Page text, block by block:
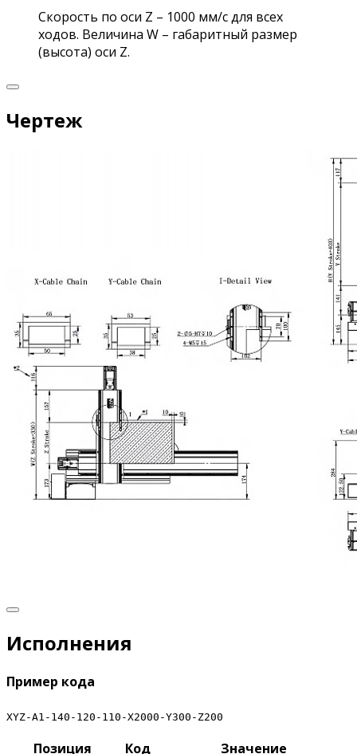
Скорость по оси Z – 1000 мм/с для всех
ходов. Величина W – габаритный размер
(высота) оси Z.
Чертеж
Исполнения
Пример кода
XYZ-A1-140-120-110-X2000-Y300-Z200
Позиция Код
Значение